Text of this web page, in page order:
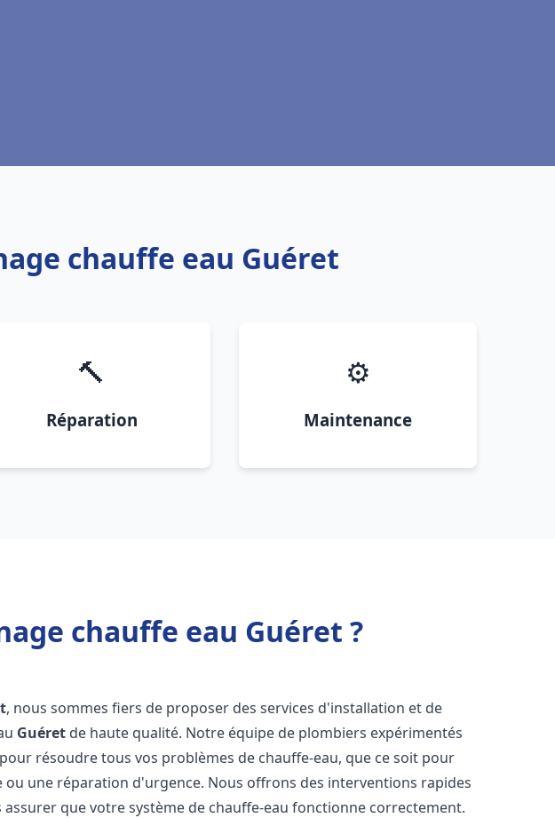
chauffe eau Guéret
🔨
Réparation
⚙️
Maintenance
chauffe eau Guéret ?
, nous sommes fiers de proposer des services d'installation et de
Guéret de haute qualité. Notre équipe de plombiers expérimentés
résoudre tous vos problèmes de chauffe-eau, que ce soit pour
ou une réparation d'urgence. Nous offrons des interventions rapides
assurer que votre système de chauffe-eau fonctionne correctement.